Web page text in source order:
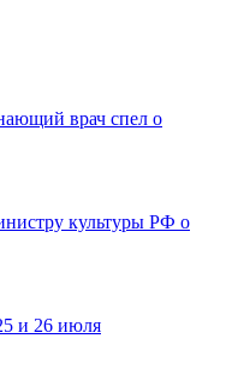
врач спел о
культуры РФ о
и 26 июля